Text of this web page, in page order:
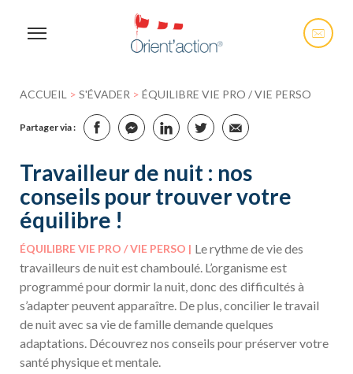
ACCUEIL > S'ÉVADER > ÉQUILIBRE VIE PRO / VIE PERSO
Partager via :
Travailleur de nuit : nos
conseils pour trouver votre
équilibre !
ÉQUILIBRE VIE PRO / VIE PERSO
Le rythme de vie des
travailleurs de nuit est chamboulé. L’organisme est
programmé pour dormir la nuit, donc des difficultés à
s’adapter peuvent apparaître. De plus, concilier le travail
de nuit avec sa vie de famille demande quelques
adaptations. Découvrez nos conseils pour préserver votre
santé physique et mentale.